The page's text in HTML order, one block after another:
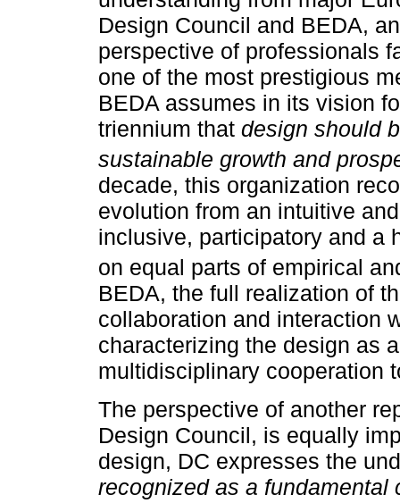
Design Council and BEDA,
perspective of professionals
one of the most prestigious
BEDA assumes in its vision
triennium that design should
sustainable growth and
decade, this organization
evolution from an intuitive
inclusive, participatory and a
on equal parts of empirical
BEDA, the full realization of
collaboration and interaction
characterizing the design as
multidisciplinary cooperation
The perspective of another
Design Council, is equally
design, DC expresses the
recognized as a fundamental